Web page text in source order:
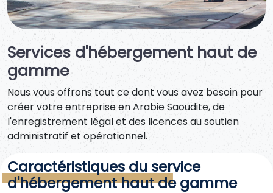
Services d'hébergement haut de
gamme
Nous vous offrons tout ce dont vous avez besoin pour
créer votre entreprise en Arabie Saoudite, de
l'enregistrement légal et des licences au soutien
administratif et opérationnel.
Caractéristiques du service
d'hébergement haut de gamme